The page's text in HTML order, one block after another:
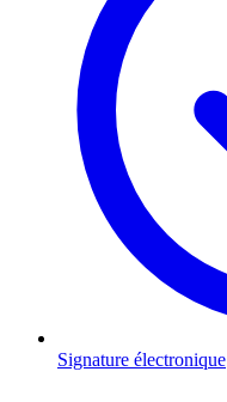
Signature électronique